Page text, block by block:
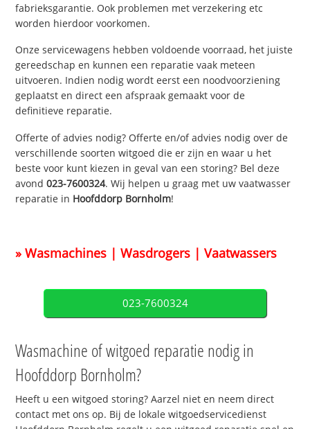
fabrieksgarantie. Ook problemen met verzekering etc
worden hierdoor voorkomen.
Onze servicewagens hebben voldoende voorraad, het juiste
gereedschap en kunnen een reparatie vaak meteen
uitvoeren. Indien nodig wordt eerst een noodvoorziening
geplaatst en direct een afspraak gemaakt voor de
definitieve reparatie.
Offerte of advies nodig? Offerte en/of advies nodig over de
verschillende soorten witgoed die er zijn en waar u het
beste voor kunt kiezen in geval van een storing? Bel deze
avond023-7600324. Wij helpen u graag met uw vaatwasser
reparatie in Hoofddorp Bornholm!
» Wasmachines | Wasdrogers | Vaatwassers
023-7600324
Wasmachine of witgoed reparatie nodig in
Hoofddorp Bornholm?
Heeft u een witgoed storing? Aarzel niet en neem direct
contact met ons op. Bij de lokale witgoedservicedienst